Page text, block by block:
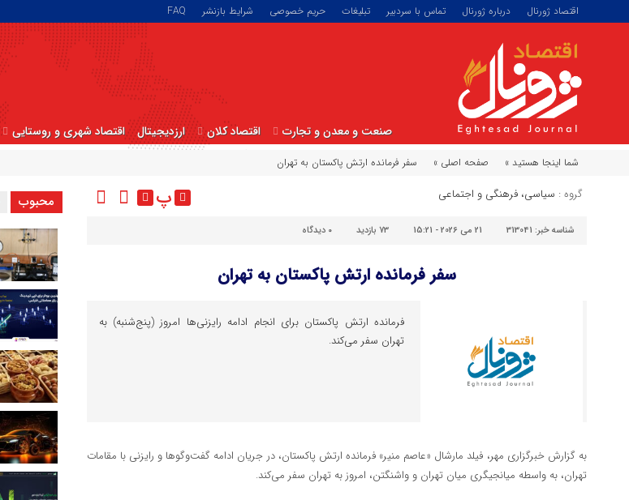
اقتصاد ژورنال درباره ژورنال تماس با سردبیر تبلیغات حریم خصوصی شرایط بازنشر FAQ
صنعت و معدن و تجارت اقتصاد کلان ارزدیجیتال اقتصاد شهری و روستایی
شما اینجا هستید » صفحه اصلی » سفر فرمانده ارتش پاکستان به تهران
گروه : سیاسی، فرهنگی و اجتماعی پ
شناسه خبر: 313041 21 می 2026 - 15:21 73 بازدید ۰ دیدگاه
سفر فرمانده ارتش پاکستان به تهران
فرمانده ارتش پاکستان برای انجام ادامه رایزنی‌ها امروز (پنج‌شنبه) به
تهران سفر می‌کند.
به گزارش خبرگزاری مهر، فیلد مارشال «عاصم منیر» فرمانده ارتش پاکستان، در جریان ادامه گفت‌وگوها و رایزنی با مقامات
تهران، به واسطه میانجیگری میان تهران و واشنگتن، امروز به تهران سفر می‌کند.
محبوب